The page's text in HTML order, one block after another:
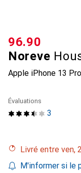
Noreve
Apple iPhone 13
CHF
96.90
3
Évaluations
Livré entre
M'informer si le